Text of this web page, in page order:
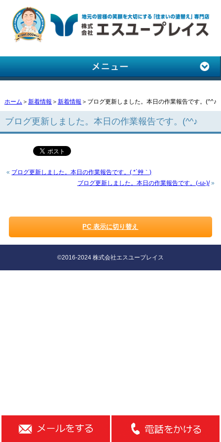
ホーム ＞ 新着情報 ＞ 新着情報 ＞ブログ更新しました。本日の作業報告です。(^^♪
ブログ更新しました。本日の作業報告です。(^^♪
« ブログ更新しました。本日の作業報告です。( *´艸｀)
ブログ更新しました。本日の作業報告です。(-ω-)/»
PC 表示に切り替え
©2016-2024 株式会社エスユープレイス